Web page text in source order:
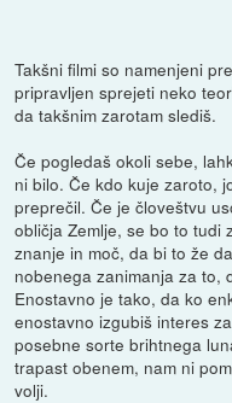
Takšni filmi so namenjeni
pripravljen sprejeti neko
da takšnim zarotam slediš.
Če pogledaš okoli sebe,
ni bilo. Če kdo kuje zaroto,
preprečil. Če je človeštvu
obličja Zemlje, se bo to tudi
znanje in moč, da bi to že
nobenega zanimanja za to,
Enostavno je tako, da ko
enostavno izgubiš interes
posebne sorte brihtnega
trapast obenem, nam ni
volji.